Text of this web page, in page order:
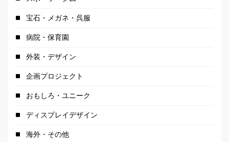
宝石・メガネ・呉服
病院・保育園
外装・デザイン
企画プロジェクト
おもしろ・ユニーク
ディスプレイデザイン
海外・その他